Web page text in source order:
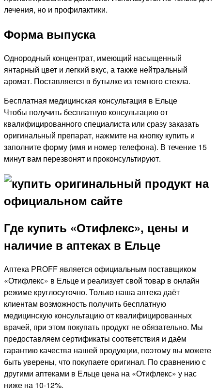
лечения, но и профилактики.
Форма выпуска
Однородный концентрат, имеющий насыщенный
янтарный цвет и легкий вкус, а также нейтральный
аромат. Поставляется в бутылке из темного стекла.
Бесплатная медицинская консультация в Ельце
Чтобы получить бесплатную консультацию от
квалифицированного специалиста или сразу заказать
оригинальный препарат, нажмите на кнопку купить и
заполните форму (имя и номер телефона). В течение 15
минут вам перезвонят и проконсультируют.
Где купить «Отифлекс», цены и
наличие в аптеках в Ельце
Аптека PROFF является официальным поставщиком
«Отифлекс» в Ельце и реализует свой товар в онлайн
режиме круглосуточно. Только наша аптека даёт
клиентам возможность получить бесплатную
медицинскую консультацию от квалифицированных
врачей, при этом покупать продукт не обязательно. Мы
предоставляем сертификаты соответствия и даём
гарантию качества нашей продукции, поэтому вы можете
быть уверены, что покупаете оригинал. По сравнению с
другими аптеками в Ельце цена на «Отифлекс» у нас
ниже на 10-12%.